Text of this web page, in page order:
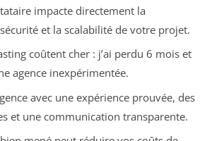
impacte directement la
et la scalabilité de votre projet.
coûtent cher : j’ai perdu 6 mois et
agence inexpérimentée.
avec une expérience prouvée, des
et une communication transparente.